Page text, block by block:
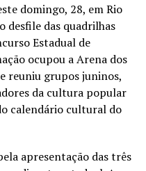
domingo, 28, em Rio
desfile das quadrilhas
Estadual de
ocupou a Arena dos
reuniu grupos juninos,
da cultura popular
calendário cultural do
apresentação das três